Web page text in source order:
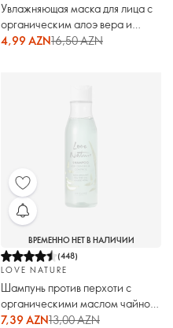
Увлажняющая маска для лица с
органическим алоэ вера и
экстрактом ананаса Love Nature
4,99 AZN16,50 AZN
ВРЕМЕННО НЕТ В НАЛИЧИИ
(448)
LOVE NATURE
Шампунь против перхоти с
органическими маслом чайного
дерева и алоэ вера Love Nature
7,39 AZN13,00 AZN